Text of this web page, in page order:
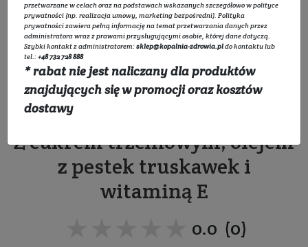
Peeling do ust z olejem
truskawkowym
Z cukrem trzcinowym, olejem
z pestek truskawek i
witaminą E
0.0 (0)
przetwarzane w celach oraz na podstawach wskazanych szczegółowo wpolityce
prywatności (np. realizacja umowy, marketing bezpośredni). Polityka
prywatnościzawiera pełną informację na temat przetwarzania danych przez
administratora wraz z prawami przysługującymi osobie, której dane dotyczą.
Szybki kontakt z administratorem:sklep@kopalnia-zdrowia.pldo kontaktu lub
tel.:+48 732 728 888
* rabat nie jest naliczany dla produktów
znajdujących się w promocji oraz kosztów
dostawy